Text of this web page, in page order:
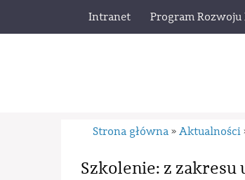
Intranet Program
Strona główna » Aktualności
Szkolenie: z